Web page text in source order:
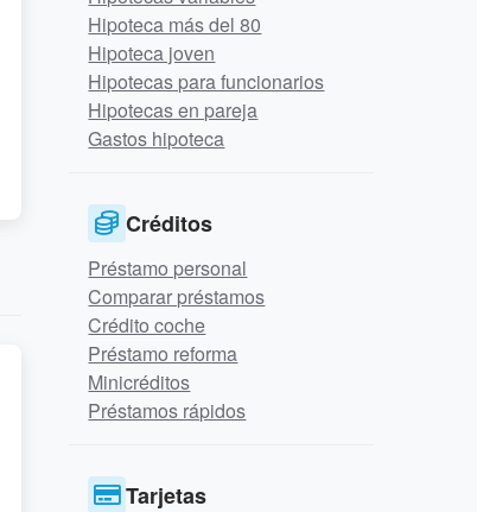
Hipoteca más del 80
Hipoteca joven
Hipotecas para funcionarios
Hipotecas en pareja
Gastos hipoteca
Créditos
Préstamo personal
Comparar préstamos
Crédito coche
Préstamo reforma
Minicréditos
Préstamos rápidos
Tarjetas